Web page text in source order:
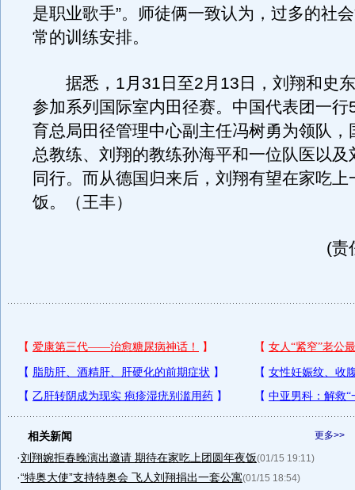
是职业歌手”。师徒俩一致认为，过多的社
常的训练安排。
据悉，1月31日至2月13日，刘翔和史
参加系列国际室内田径赛。中国代表团一行
育总局田径管理中心副主任冯树勇为领队，
总教练、刘翔的教练孙海平和一位队医以及
同行。而从德国归来后，刘翔有望在家吃上
饭。（王丰）
(责
更多>>
相关新闻
·刘翔婉拒春晚演出邀请 期待在家吃上团圆年夜饭(01/15 19:11)
·“特奥大使”支持特奥会 飞人刘翔捐出一套公寓(01/15 18:54)